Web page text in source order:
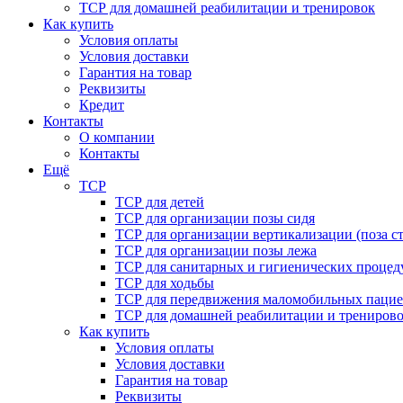
ТСР для домашней реабилитации и тренировок
Как купить
Условия оплаты
Условия доставки
Гарантия на товар
Реквизиты
Кредит
Контакты
О компании
Контакты
Ещё
ТСР
ТСР для детей
ТСР для организации позы сидя
ТСР для организации вертикализации (поза
ТСР для организации позы лежа
ТСР для санитарных и гигиенических
ТСР для ходьбы
ТСР для передвижения маломобильных
ТСР для домашней реабилитации и
Как купить
Условия оплаты
Условия доставки
Гарантия на товар
Реквизиты